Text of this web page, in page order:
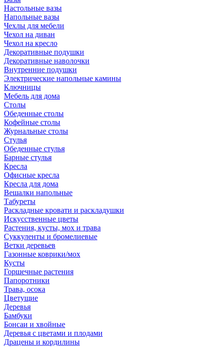
Настольные вазы
Напольные вазы
Чехлы для мебели
Чехол на диван
Чехол на кресло
Декоративные подушки
Декоративные наволочки
Внутренние подушки
Электрические напольные камины
Ключницы
Мебель для дома
Столы
Обеденные столы
Кофейные столы
Журнальные столы
Стулья
Обеденные стулья
Барные стулья
Кресла
Офисные кресла
Кресла для дома
Вешалки напольные
Табуреты
Раскладные кровати и раскладушки
Искусственные цветы
Растения, кусты, мох и трава
Суккуленты и бромелиевые
Ветки деревьев
Газонные коврики/мох
Кусты
Горшечные растения
Папоротники
Трава, осока
Цветущие
Деревья
Бамбуки
Бонсаи и хвойные
Деревья с цветами и плодами
Драцены и кордилины